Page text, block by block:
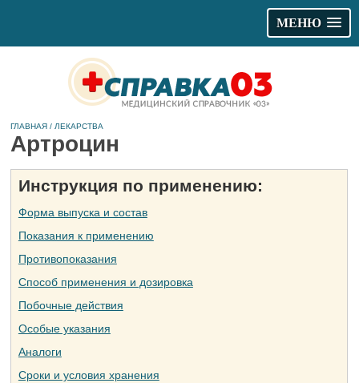
МЕНЮ
ГЛАВНАЯ / ЛЕКАРСТВА
Артроцин
Инструкция по применению:
Форма выпуска и состав
Показания к применению
Противопоказания
Способ применения и дозировка
Побочные действия
Особые указания
Аналоги
Сроки и условия хранения